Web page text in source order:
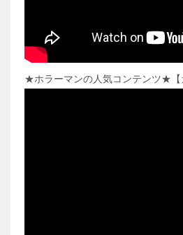
★ホラーマンの人気コンテンツ★【